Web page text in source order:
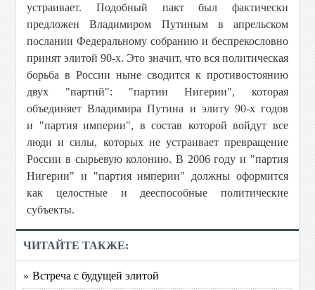
устраивает. Подобный пакт был фактически
предложен Владимиром Путиным в апрельском
послании Федеральному собранию и беспрекословно
принят элитой 90-х. Это значит, что вся политическая
борьба в России ныне сводится к противостоянию
двух "партий": "партии Нигерии", которая
объединяет Владимира Путина и элиту 90-х годов
и "партия империи", в состав которой войдут все
люди и силы, которых не устраивает превращение
России в сырьевую колонию. В 2006 году и "партия
Нигерии" и "партия империи" должны оформится
как целостные и дееспособные политические
субъекты.
ЧИТАЙТЕ ТАКЖЕ:
» Встреча с будущей элитой